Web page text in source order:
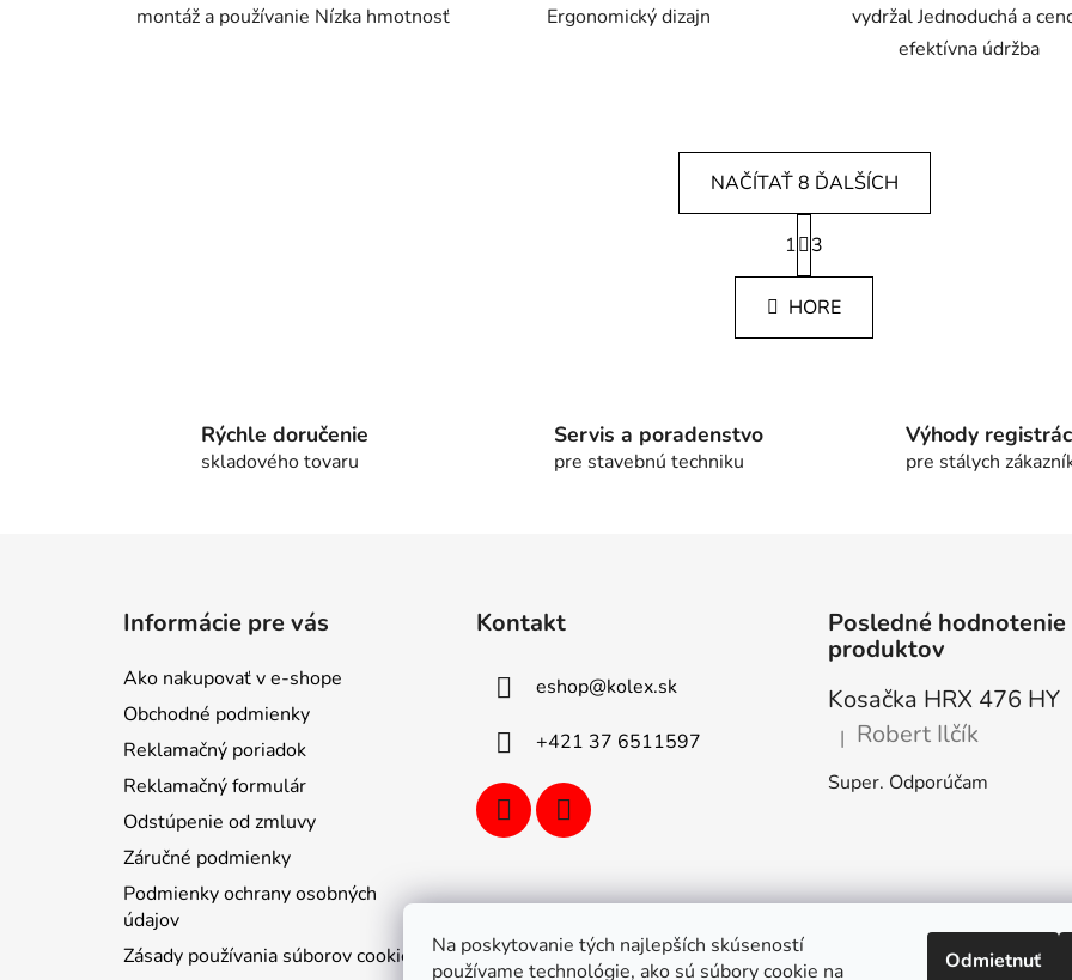
Na poskytovanie tých najlepších skúseností
používame technológie, ako sú súbory cookie na
Odmietnuť
montáž a používanie Nízka hmotnosť
Ergonomický dizajn
vydržal Jednoduchá a
efektívna údržba
O
v
l
á
NAČÍTAŤ 8 ĎALŠÍCH
S
t
r
á
n
k
1 3
HORE
Rýchle doručenie
skladového tovaru
Servis a poradenstvo
pre stavebnú techniku
Výhody
pre stálych
Informácie pre vás
Ako nakupovať v e-shope
Obchodné podmienky
Reklamačný poriadok
Reklamačný formulár
Odstúpenie od zmluvy
Záručné podmienky
Podmienky ochrany osobných
údajov
Zásady používania súborov cookie
Kontakt
eshop@kolex.sk
+421 37 6511597
Posledné hodnotenie
produktov
Kosačka HRX 476 HY
Hodnotenie produktu je 5 z
| Robert Ilčík
Super. Odporúčam